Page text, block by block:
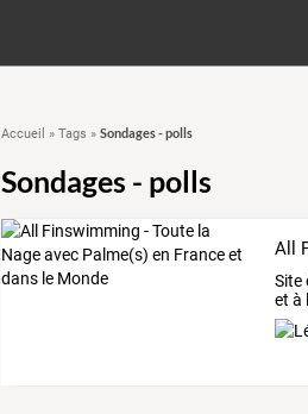
Accueil » Tags » Sondages - polls
Sondages - polls
Site
et à